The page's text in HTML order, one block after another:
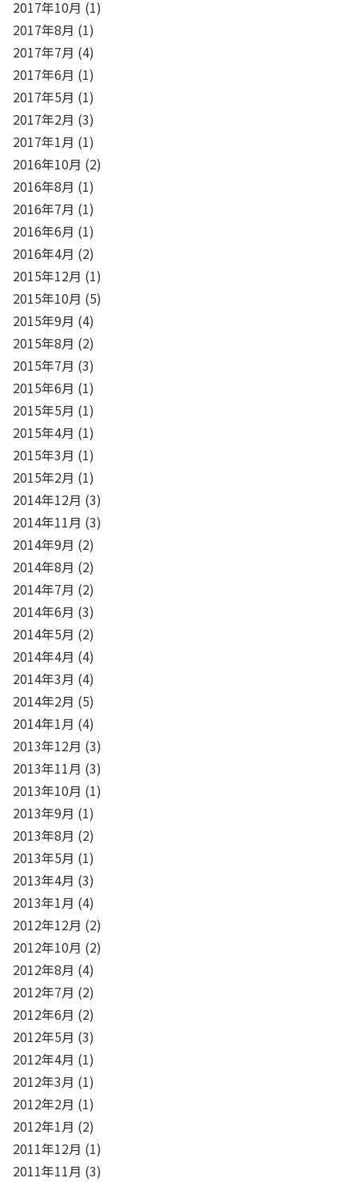
2017年10月 (1)
2017年8月 (1)
2017年7月 (4)
2017年6月 (1)
2017年5月 (1)
2017年2月 (3)
2017年1月 (1)
2016年10月 (2)
2016年8月 (1)
2016年7月 (1)
2016年6月 (1)
2016年4月 (2)
2015年12月 (1)
2015年10月 (5)
2015年9月 (4)
2015年8月 (2)
2015年7月 (3)
2015年6月 (1)
2015年5月 (1)
2015年4月 (1)
2015年3月 (1)
2015年2月 (1)
2014年12月 (3)
2014年11月 (3)
2014年9月 (2)
2014年8月 (2)
2014年7月 (2)
2014年6月 (3)
2014年5月 (2)
2014年4月 (4)
2014年3月 (4)
2014年2月 (5)
2014年1月 (4)
2013年12月 (3)
2013年11月 (3)
2013年10月 (1)
2013年9月 (1)
2013年8月 (2)
2013年5月 (1)
2013年4月 (3)
2013年1月 (4)
2012年12月 (2)
2012年10月 (2)
2012年8月 (4)
2012年7月 (2)
2012年6月 (2)
2012年5月 (3)
2012年4月 (1)
2012年3月 (1)
2012年2月 (1)
2012年1月 (2)
2011年12月 (1)
2011年11月 (3)